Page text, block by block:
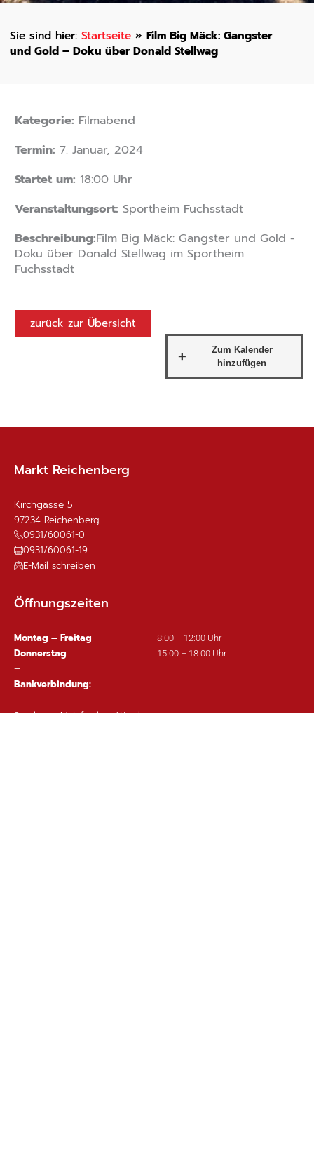
Startseite» Film Big Mäck: Gangster
und Gold – Doku über Donald Stellwag
Kategorie: Filmabend
Termin: 7. Januar, 2024
Startet um: 18:00 Uhr
Veranstaltungsort: Sportheim Fuchsstadt
Beschreibung:Film Big Mäck: Gangster und Gold -
Doku über Donald Stellwag im Sportheim
Fuchsstadt
zurück zur Übersicht
Markt Reichenberg
Kirchgasse 5
97234 Reichenberg
0931/60061-0
0931/60061-19
E-Mail schreiben
Öffnungszeiten
Montag – Freitag 8:00 – 12:00 Uhr
Donnerstag 15:00 – 18:00 Uhr
–
Bankverbindung:
Sparkasse Mainfranken Würzburg